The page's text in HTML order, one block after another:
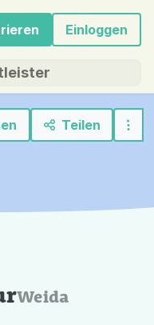
Einloggen
Teilen
Weida